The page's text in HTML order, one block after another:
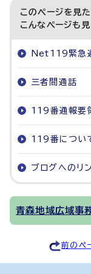
このページを見
こんなページも
Net119緊急
三者間通話
119番通報要
119番につい
ブログへのリ
青森地域広域事
前のペ